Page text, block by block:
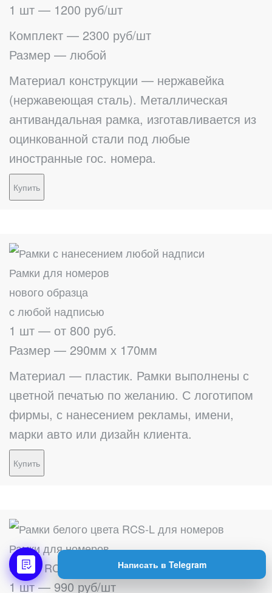
Написать в Telegram
1 шт — 1200 руб/шт
Комплект — 2300 руб/шт
Размер — любой
Материал конструкции — нержавейка
(нержавеющая сталь). Металлическая
антивандальная рамка, изготавливается из
оцинкованной стали под любые
иностранные гос. номера.
Купить
Рамки для номеров
нового образца
c любой надписью
1 шт — от 800 руб.
Размер — 290мм х 170мм
Материал — пластик. Рамки выполнены с
цветной печатью по желанию. С логотипом
фирмы, с нанесением рекламы, имени,
марки авто или дизайн клиента.
Купить
Рамки для номеров
белые RCS-light
1 шт — 990 руб/шт